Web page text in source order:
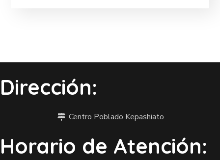
Dirección:
Centro Poblado Kepashiato
Horario de Atención: